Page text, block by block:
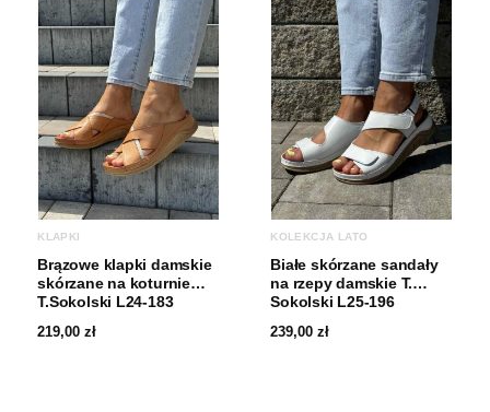
KLAPKI
Brązowe klapki damskie
skórzane na koturnie
T.Sokolski L24-183
219,00zł
KOLEKCJA LATO
Białe skórzane sandały
na rzepy damskie T.
Sokolski L25-196
239,00zł